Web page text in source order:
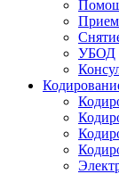
Прием
УБОД